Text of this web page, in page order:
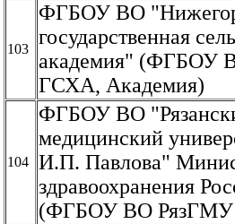
103
ФГБОУ ВО
государственная
академия" (ФГБОУ
ГСХА, Академия)
104
ФГБОУ ВО
медицинский
И.П. Павлова"
здравоохранения
(ФГБОУ ВО РязГМУ